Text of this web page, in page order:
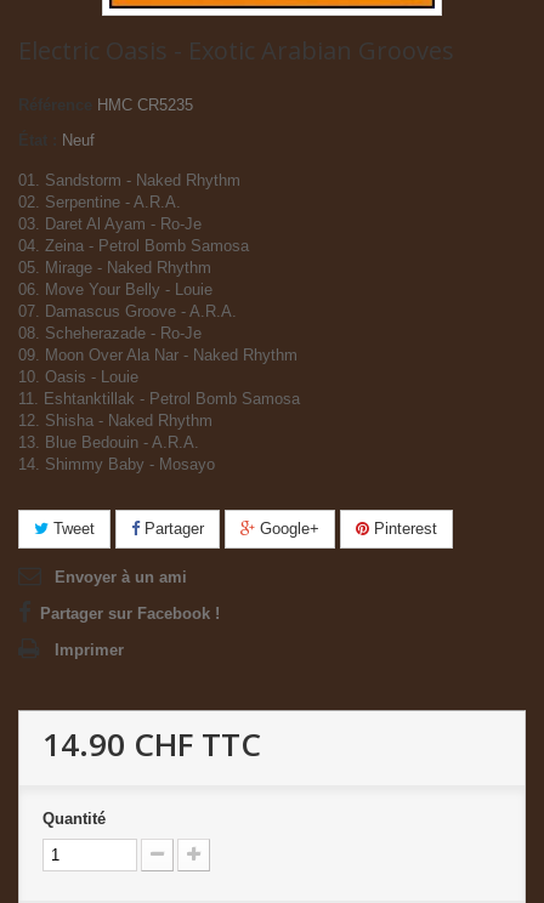
Electric Oasis - Exotic Arabian Grooves
Référence
HMC CR5235
Neuf
01. Sandstorm - Naked Rhythm
02. Serpentine - A.R.A.
03. Daret Al Ayam - Ro-Je
04. Zeina - Petrol Bomb Samosa
05. Mirage - Naked Rhythm
06. Move Your Belly - Louie
07. Damascus Groove - A.R.A.
08. Scheherazade - Ro-Je
09. Moon Over Ala Nar - Naked Rhythm
10. Oasis - Louie
11. Eshtanktillak - Petrol Bomb Samosa
12. Shisha - Naked Rhythm
13. Blue Bedouin - A.R.A.
14. Shimmy Baby - Mosayo
Tweet Partager Google+ Pinterest
Envoyer à un ami
Partager sur Facebook !
Imprimer
14.90 CHF TTC
Quantité